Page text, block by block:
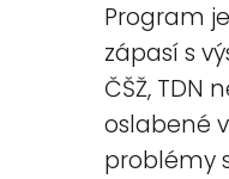
Program
zápasí s
ČŠŽ, TDN
oslabené
problémy